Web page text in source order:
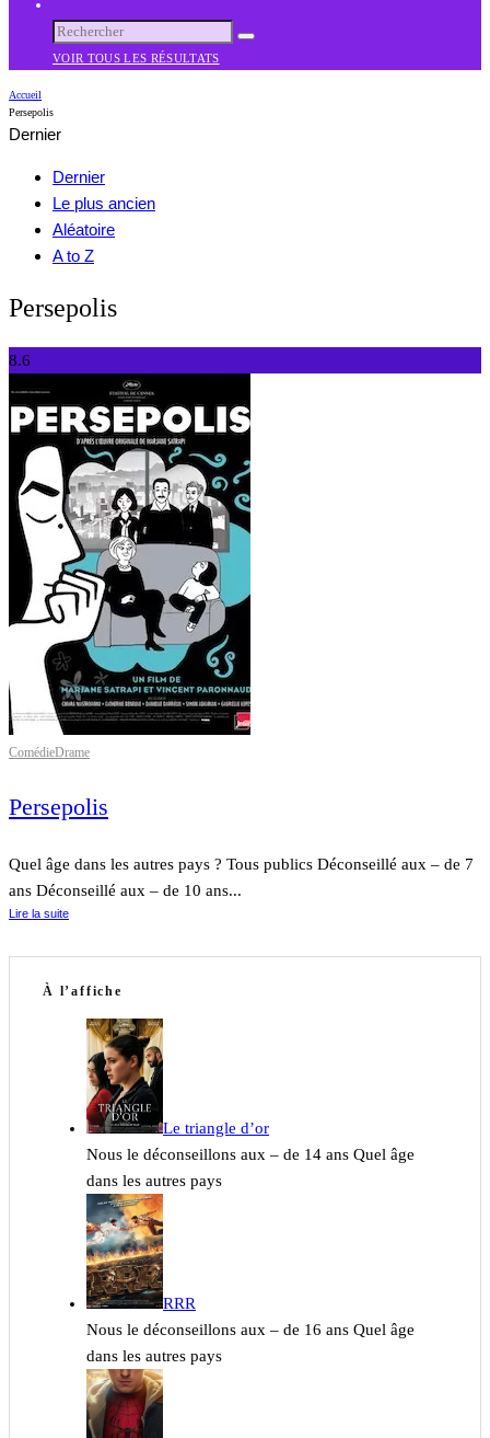
VOIR TOUS LES RÉSULTATS
Accueil
Persepolis
Dernier
Dernier
Le plus ancien
Aléatoire
A to Z
Persepolis
8.6
ComédieDrame
Persepolis
Quel âge dans les autres pays ? Tous publics Déconseillé aux – de 7
ans Déconseillé aux – de 10 ans...
Lire la suite
À l’affiche
Le triangle d’or
Nous le déconseillons aux – de 14 ans Quel âge
dans les autres pays
RRR
Nous le déconseillons aux – de 16 ans Quel âge
dans les autres pays